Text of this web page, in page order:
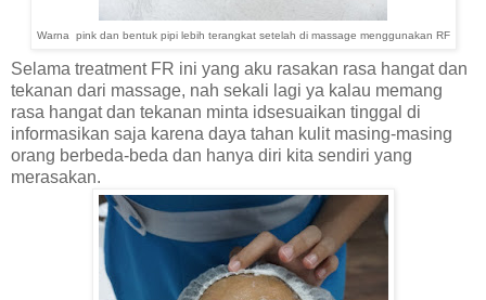
Warna pink dan bentuk pipi lebih terangkat setelah di massage menggunakan RF
Selama treatment FR ini yang aku rasakan rasa hangat dan
tekanan dari massage, nah sekali lagi ya kalau memang
rasa hangat dan tekanan minta idsesuaikan tinggal di
informasikan saja karena daya tahan kulit masing-masing
orang berbeda-beda dan hanya diri kita sendiri yang
merasakan.